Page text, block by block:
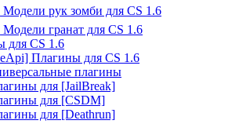
Модели рук зомби для CS 1.6
Модели гранат для CS 1.6
для CS 1.6
Плагины для CS 1.6
плагины
для [JailBreak]
для [CSDM]
для [Deathrun]